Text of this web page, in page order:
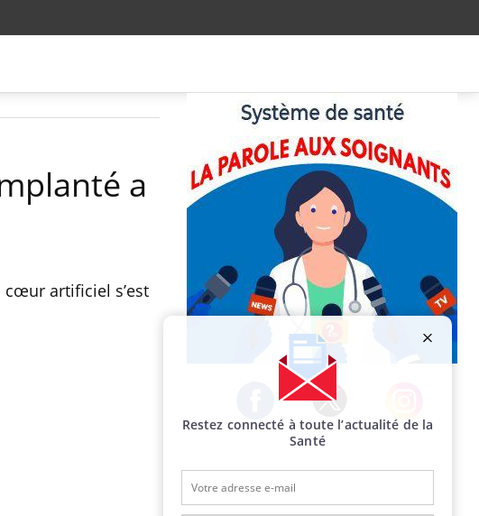
a
cœur artificiel s’est
Facebook Twitter Instagram
Restez connecté à toute l’actualité de la
Santé